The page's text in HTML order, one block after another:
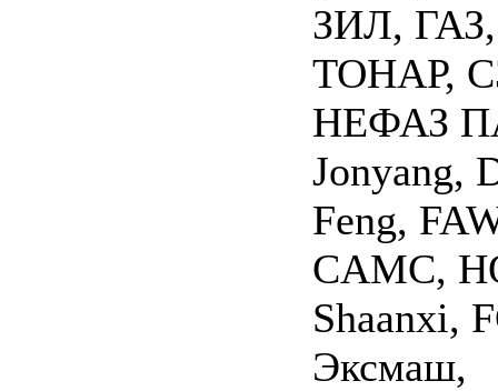
ЗИЛ, ГАЗ,
ТОНАР,
НЕФАЗ
Jonyang,
Feng,
CAMC,
Shaanxi,
Эксмаш,